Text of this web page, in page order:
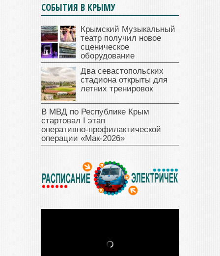
СОБЫТИЯ В КРЫМУ
Крымский Музыкальный
театр получил новое
сценическое
оборудование
Два севастопольских
стадиона открыты для
летних тренировок
В МВД по Республике Крым
стартовал I этап
оперативно‑профилактической
операции «Мак‑2026»